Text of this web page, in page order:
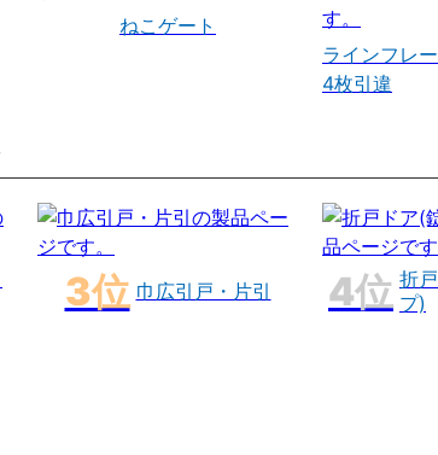
ねこゲート
ラインフレ
4枚引違
巾広引戸・片引
折
プ)